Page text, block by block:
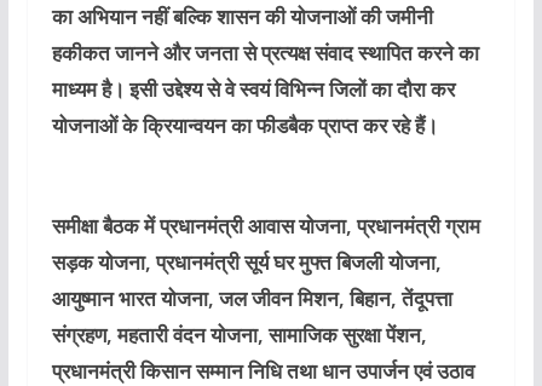
का अभियान नहीं बल्कि शासन की योजनाओं की जमीनी
हकीकत जानने और जनता से प्रत्यक्ष संवाद स्थापित करने का
माध्यम है। इसी उद्देश्य से वे स्वयं विभिन्न जिलों का दौरा कर
योजनाओं के क्रियान्वयन का फीडबैक प्राप्त कर रहे हैं।
समीक्षा बैठक में प्रधानमंत्री आवास योजना, प्रधानमंत्री ग्राम
सड़क योजना, प्रधानमंत्री सूर्य घर मुफ्त बिजली योजना,
आयुष्मान भारत योजना, जल जीवन मिशन, बिहान, तेंदूपत्ता
संग्रहण, महतारी वंदन योजना, सामाजिक सुरक्षा पेंशन,
प्रधानमंत्री किसान सम्मान निधि तथा धान उपार्जन एवं उठाव